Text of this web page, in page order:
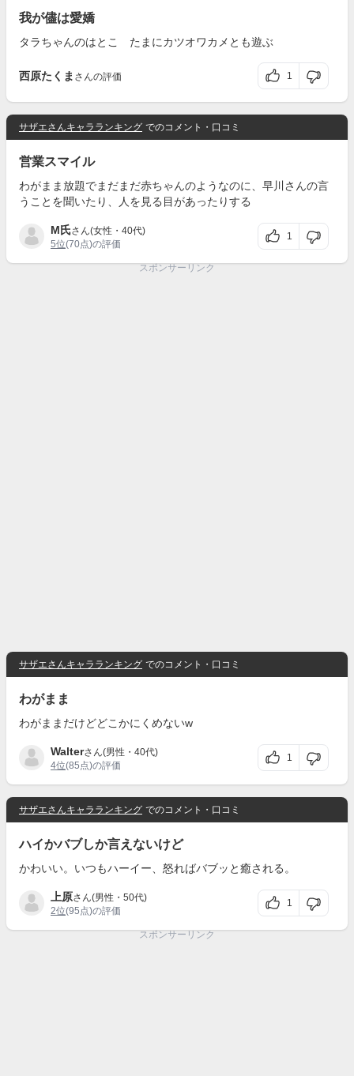
我が儘は愛嬌
タラちゃんのはとこ たまにカツオワカメとも遊ぶ
西原たくま さんの評価 1
サザエさんキャラランキング でのコメント・口コミ
営業スマイル
わがまま放題でまだまだ赤ちゃんのようなのに、早川さんの言
うことを聞いたり、人を見る目があったりする
M氏さん(女性・40代)
5位(70点)の評価
1
スポンサーリンク
サザエさんキャラランキング でのコメント・口コミ
わがまま
わがままだけどどこかにくめないw
Walterさん(男性・40代)
4位(85点)の評価
1
サザエさんキャラランキング でのコメント・口コミ
ハイかバブしか言えないけど
かわいい。いつもハーイー、怒ればバブッと癒される。
上原さん(男性・50代)
2位(95点)の評価
1
スポンサーリンク